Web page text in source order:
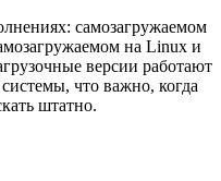
самозагружаемом
на Linux и
версии работают
что важно, когда
штатно.